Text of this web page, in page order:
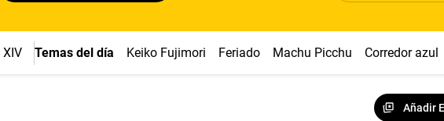
Temas del día Keiko Fujimori Feriado Machu Picchu Corredor azul
Añadir